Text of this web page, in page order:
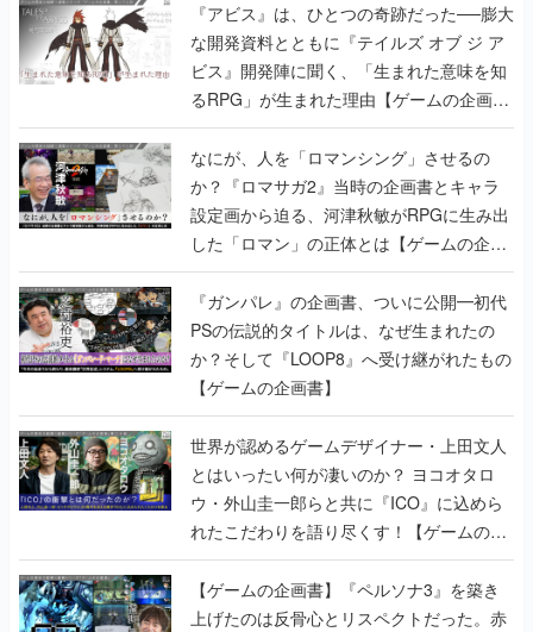
『アビス』は、ひとつの奇跡だった──膨大
な開発資料とともに『テイルズ オブ ジ ア
ビス』開発陣に聞く、「生まれた意味を知
るRPG」が生まれた理由【ゲームの企画
書】
なにが、人を「ロマンシング」させるの
か？『ロマサガ2』当時の企画書とキャラ
設定画から迫る、河津秋敏がRPGに生み出
した「ロマン」の正体とは【ゲームの企画
書】
『ガンパレ』の企画書、ついに公開━初代
PSの伝説的タイトルは、なぜ生まれたの
か？そして『LOOP8』へ受け継がれたもの
【ゲームの企画書】
世界が認めるゲームデザイナー・上田文人
とはいったい何が凄いのか？ ヨコオタロ
ウ・外山圭一郎らと共に『ICO』に込めら
れたこだわりを語り尽くす！【ゲームの企
画書】
【ゲームの企画書】『ペルソナ3』を築き
上げたのは反骨心とリスペクトだった。赤